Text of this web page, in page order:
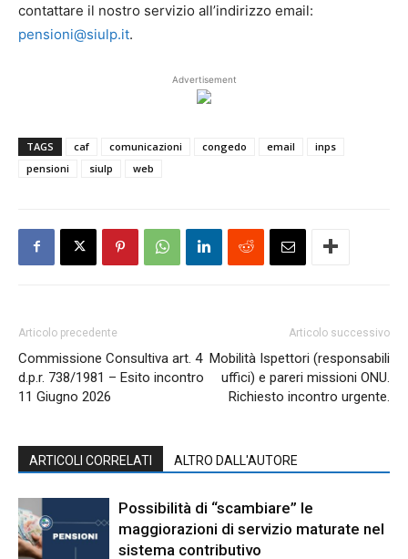
contattare il nostro servizio all’indirizzo email:
pensioni@siulp.it.
Advertisement
TAGS caf comunicazioni congedo email
inps
pensioni
siulp web
Articolo precedente
Commissione Consultiva art. 4
d.p.r. 738/1981 – Esito incontro
11 Giugno 2026
Articolo successivo
Mobilità Ispettori (responsabili
uffici) e pareri missioni ONU.
Richiesto incontro urgente.
ARTICOLI CORRELATI ALTRO DALL'AUTORE
Possibilità di “scambiare” le
maggiorazioni di servizio maturate nel
sistema contributivo